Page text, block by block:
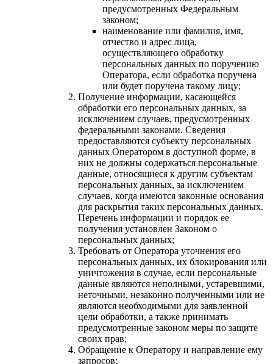
предусмотренных Федеральным
законом;
наименование или фамилия, имя,
отчество и адрес лица,
осуществляющего обработку
персональных данных по поручению
Оператора, если обработка поручена
или будет поручена такому лицу;
Получение информации, касающейся
обработки его персональных данных, за
исключением случаев, предусмотренных
федеральными законами. Сведения
предоставляются субъекту персональных
данных Оператором в доступной форме, в
них не должны содержаться персональные
данные, относящиеся к другим субъектам
персональных данных, за исключением
случаев, когда имеются законные основания
для раскрытия таких персональных данных.
Перечень информации и порядок ее
получения установлен Законом о
персональных данных;
Требовать от Оператора уточнения его
персональных данных, их блокирования или
уничтожения в случае, если персональные
данные являются неполными, устаревшими,
неточными, незаконно полученными или не
являются необходимыми для заявленной
цели обработки, а также принимать
предусмотренные законом меры по защите
своих прав;
Обращение к Оператору и направление ему
запросов;